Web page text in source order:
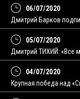
06/07/2020
Дмитрий Барков
05/07/2020
Дмитрий ТИХИЙ: «Все
04/07/2020
Крупная победа над